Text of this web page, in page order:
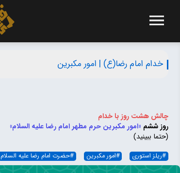
خدام امام رضا(ع) | امور مکبرین
چالش هشت روز با خدام
روز ششم «امور مکبرین حرم مطهر امام رضا علیه السلام»
(حتما ببینید)
#ریلز استوری #امور مکبرین #حضرت امام رضا علیه السلام